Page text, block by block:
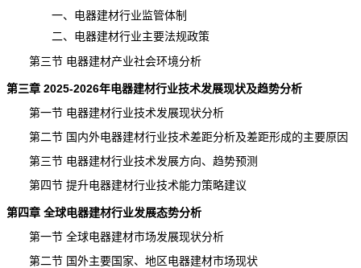
一、电器建材行业监管体制
二、电器建材行业主要法规政策
第三节 电器建材产业社会环境分析
第三章 2025-2026年电器建材行业技术发展现状及趋势分析
第一节 电器建材行业技术发展现状分析
第二节 国内外电器建材行业技术差距分析及差距形成的主要原因
第三节 电器建材行业技术发展方向、趋势预测
第四节 提升电器建材行业技术能力策略建议
第四章 全球电器建材行业发展态势分析
第一节 全球电器建材市场发展现状分析
第二节 国外主要国家、地区电器建材市场现状